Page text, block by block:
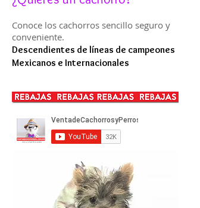
Conoce los cachorros sencillo seguro y
conveniente.
Descendientes de líneas de campeones
Mexicanos e Internacionales